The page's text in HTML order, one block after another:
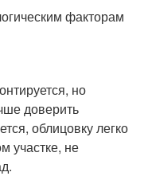
факторам
но
доверить
облицовку легко
участке, не